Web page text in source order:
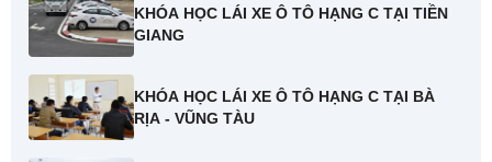
KHÓA HỌC LÁI XE Ô TÔ HẠNG C TẠI TIỀN
GIANG
KHÓA HỌC LÁI XE Ô TÔ HẠNG C TẠI BÀ
RỊA - VŨNG TÀU